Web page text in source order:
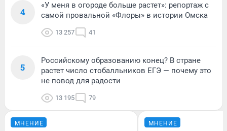
4
«У меня в огороде больше растет»: репортаж с
самой провальной «Флоры» в истории Омска
13 257 41
5
Российскому образованию конец? В стране
растет число стобалльников ЕГЭ — почему это
не повод для радости
13 195 79
МНЕНИЕ МНЕНИЕ